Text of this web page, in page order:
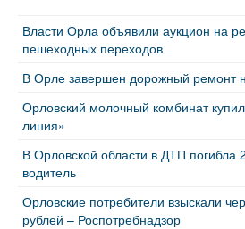
Власти Орла объявили аукцион на
пешеходных переходов
В Орле завершен дорожный ремонт
Орловский молочный комбинат
линия»
В Орловской области в ДТП погибла
водитель
Орловские потребители взыскали
рублей – Роспотребнадзор